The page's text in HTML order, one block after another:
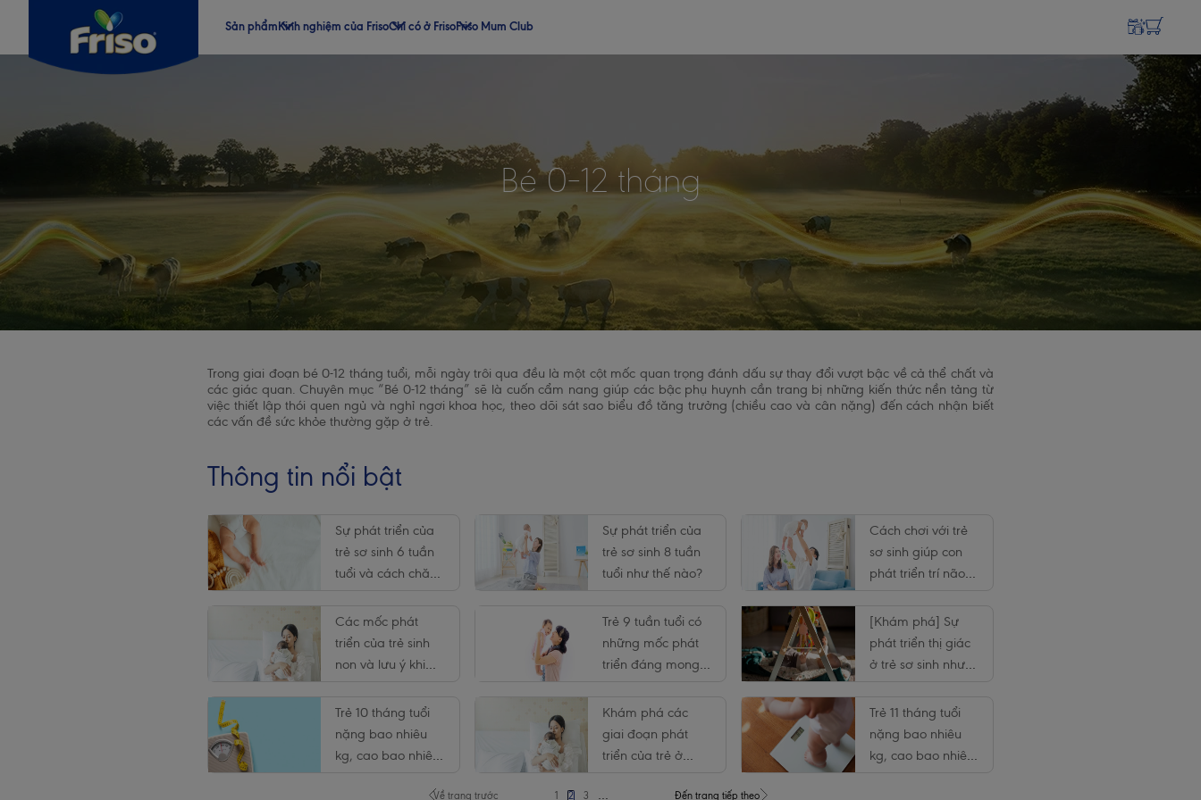
Sản phẩm
®
®
Kinh nghiệm của FrisoChỉ có ở FrisoFriso Mum Club
Bé 0–12 tháng
Trong giai đoạn bé 0-12 tháng tuổi, mỗi ngày trôi qua đều là một cột mốc quan trọng đánh dấu sự thay đổi vượt bậc về cả thể chất và
các giác quan. Chuyên mục “Bé 0-12 tháng” sẽ là cuốn cẩm nang giúp các bậc phụ huynh cần trang bị những kiến thức nền tảng từ
việc thiết lập thói quen ngủ và nghỉ ngơi khoa học, theo dõi sát sao biểu đồ tăng trưởng (chiều cao và cân nặng) đến cách nhận biết
các vấn đề sức khỏe thường gặp ở trẻ.
Thông tin nổi bật
Sự phát triển của
trẻ sơ sinh 6 tuần
tuổi và cách chăm
Sự phát triển của
trẻ sơ sinh 8 tuần
tuổi như thế nào?
Cách chơi với trẻ
sơ sinh giúp con
phát triển trí não
Các mốc phát
triển của trẻ sinh
non và lưu ý khi
Trẻ 9 tuần tuổi có
những mốc phát
triển đáng mong
[Khám phá] Sự
phát triển thị giác
ở trẻ sơ sinh như
Trẻ 10 tháng tuổi
nặng bao nhiêu
kg, cao bao nhiêu
Khám phá các
giai đoạn phát
triển của trẻ ở
Trẻ 11 tháng tuổi
nặng bao nhiêu
kg, cao bao nhiêu
P
Về trang trước
P1
C
2
P
3 …
N
Đến trang tiếp theo